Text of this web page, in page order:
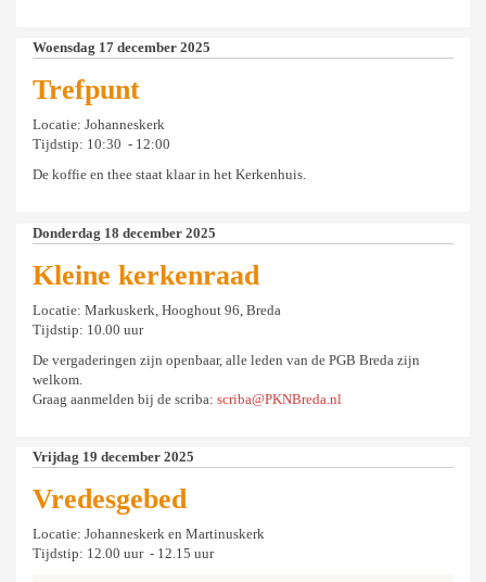
Woensdag 17 december 2025
Trefpunt
Locatie: Johanneskerk
Tijdstip: 10:30 - 12:00
De koffie en thee staat klaar in het Kerkenhuis.
Donderdag 18 december 2025
Kleine kerkenraad
Locatie: Markuskerk, Hooghout 96, Breda
Tijdstip: 10.00 uur
De vergaderingen zijn openbaar, alle leden van de PGB Breda zijn
welkom.
Graag aanmelden bij de scriba: scriba@PKNBreda.nl
Vrijdag 19 december 2025
Vredesgebed
Locatie: Johanneskerk en Martinuskerk
Tijdstip: 12.00 uur - 12.15 uur